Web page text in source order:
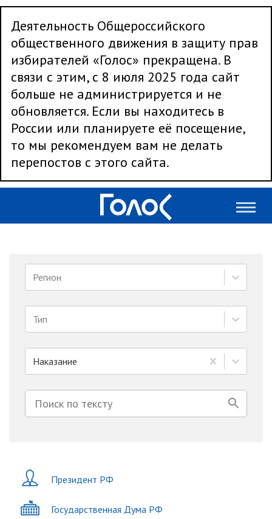
Деятельность Общероссийского
общественного движения в защиту прав
избирателей «Голос» прекращена. В
связи с этим, с 8 июля 2025 года сайт
больше не администрируется и не
обновляется. Если вы находитесь в
России или планируете её посещение,
то мы рекомендуем вам не делать
перепостов с этого сайта.
Регион
Тип
Наказание
Президент РФ
Государственная Дума РФ